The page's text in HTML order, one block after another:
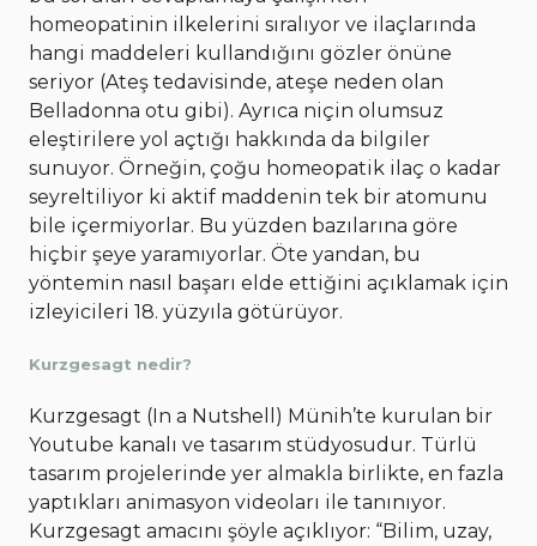
homeopatinin ilkelerini sıralıyor ve ilaçlarında
hangi maddeleri kullandığını gözler önüne
seriyor (Ateş tedavisinde, ateşe neden olan
Belladonna otu gibi). Ayrıca niçin olumsuz
eleştirilere yol açtığı hakkında da bilgiler
sunuyor. Örneğin, çoğu homeopatik ilaç o kadar
seyreltiliyor ki aktif maddenin tek bir atomunu
bile içermiyorlar. Bu yüzden bazılarına göre
hiçbir şeye yaramıyorlar. Öte yandan, bu
yöntemin nasıl başarı elde ettiğini açıklamak için
izleyicileri 18. yüzyıla götürüyor.
Kurzgesagt nedir?
Kurzgesagt (In a Nutshell) Münih’te kurulan bir
Youtube kanalı ve tasarım stüdyosudur. Türlü
tasarım projelerinde yer almakla birlikte, en fazla
yaptıkları animasyon videoları ile tanınıyor.
Kurzgesagt amacını şöyle açıklıyor: “Bilim, uzay,